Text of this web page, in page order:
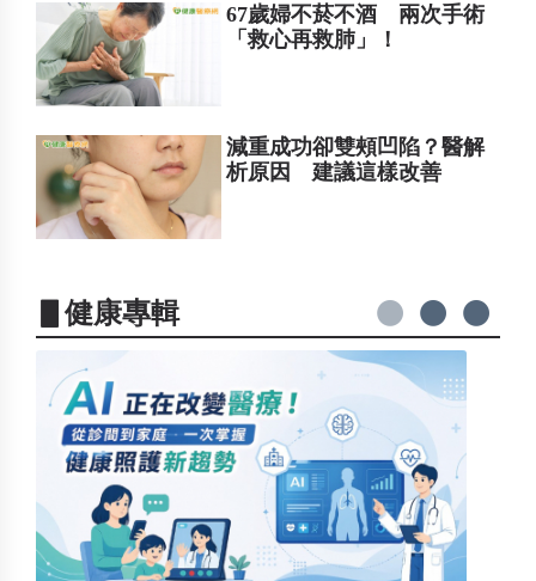
67歲婦不菸不酒 兩次手術
「救心再救肺」！
減重成功卻雙頰凹陷？醫解
析原因 建議這樣改善
▋健康專輯